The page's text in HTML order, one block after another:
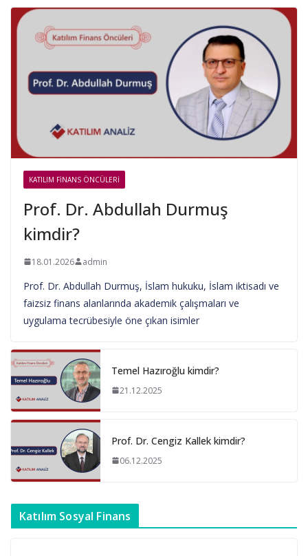
KATILIM FINANS ÖNCÜLERI
Prof. Dr. Abdullah Durmuş
kimdir?
18.01.2026 admin
Prof. Dr. Abdullah Durmuş, İslam hukuku, İslam iktisadı ve
faizsiz finans alanlarında akademik çalışmaları ve
uygulama tecrübesiyle öne çıkan isimler
Temel Hazıroğlu kimdir?
21.12.2025
Prof. Dr. Cengiz Kallek kimdir?
06.12.2025
Katılım Sosyal Finans